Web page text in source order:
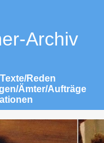
Archiv
Reden
Ämter/Aufträge